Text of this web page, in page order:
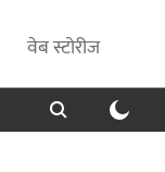
वेब स्टोरीज